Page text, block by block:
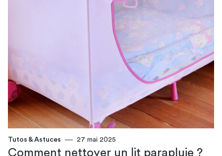
Tutos & Astuces 27 mai 2025
Comment nettoyer un lit parapluie​ ?